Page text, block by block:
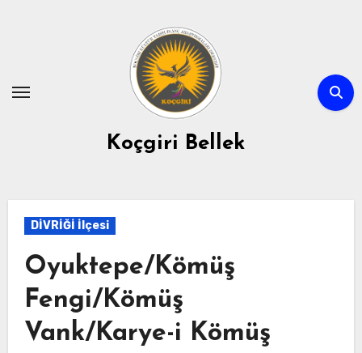
Koçgiri Bellek
DİVRİĞİ İlçesi
Oyuktepe/Kömüş
Fengi/Kömüş
Vank/Karye-i Kömüş